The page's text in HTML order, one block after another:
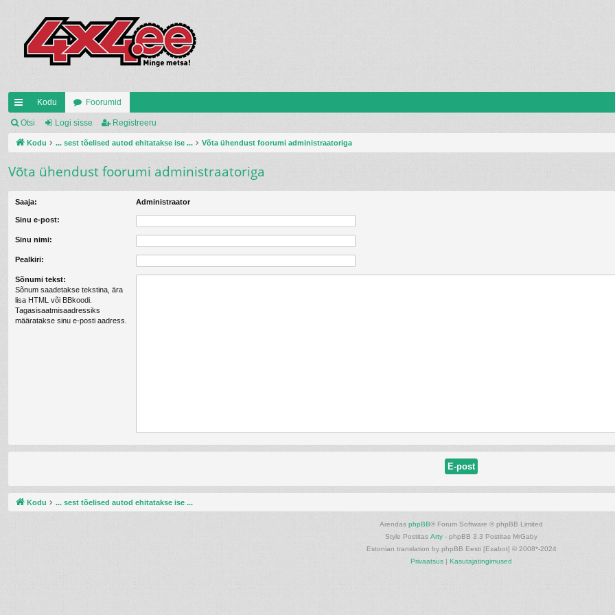
iirl
in
Kodu Foorumid
Otsi Logi sisse Registreeru
Kodu ... sest tõelised autod ehitatakse ise ... Võta ühendust foorumi administraatoriga
Võta ühendust foorumi administraatoriga
Saaja: Administraator
Sinu e-post:
Sinu nimi:
Pealkiri:
Sõnumi tekst:
Sõnum saadetakse tekstina, ära
lisa HTML või BBkoodi.
Tagasisaatmisaadressiks
määratakse sinu e-posti aadress.
Kodu ... sest tõelised autod ehitatakse ise ...
Arendas phpBB® Forum Software © phpBB Limited
Style Postitas Arty - phpBB 3.3 Postitas MrGaby
Estonian translation by phpBB Eesti [Exabot] © 2008*-2024
Privaatsus | Kasutajatingimused